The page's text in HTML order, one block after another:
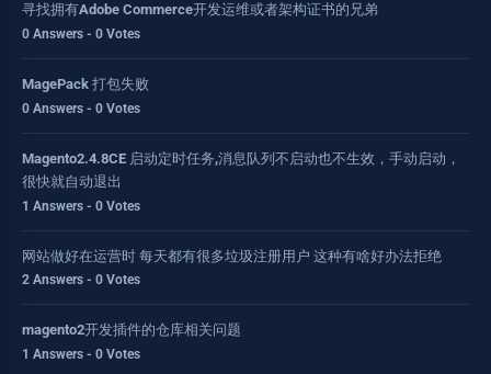
寻找拥有Adobe Commerce开发运维或者架构证书的兄弟
0 Answers - 0 Votes
MagePack 打包失败
0 Answers - 0 Votes
Magento2.4.8CE 启动定时任务,消息队列不启动也不生效，手动启动，
很快就自动退出
1 Answers - 0 Votes
网站做好在运营时 每天都有很多垃圾注册用户 这种有啥好办法拒绝
2 Answers - 0 Votes
magento2开发插件的仓库相关问题
1 Answers - 0 Votes